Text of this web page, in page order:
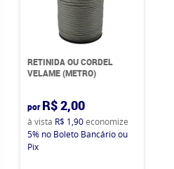
RETINIDA OU CORDEL
VELAME (METRO)
por R$ 2,00
à vista R$ 1,90economize
5% no Boleto Bancário ou
Pix